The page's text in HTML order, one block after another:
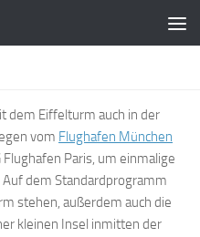
dem Eiffelturm auch in der
vom Flughafen München
Flughafen Paris, um einmalige
dem Standardprogramm
stehen, außerdem auch die
kleinen Insel inmitten der